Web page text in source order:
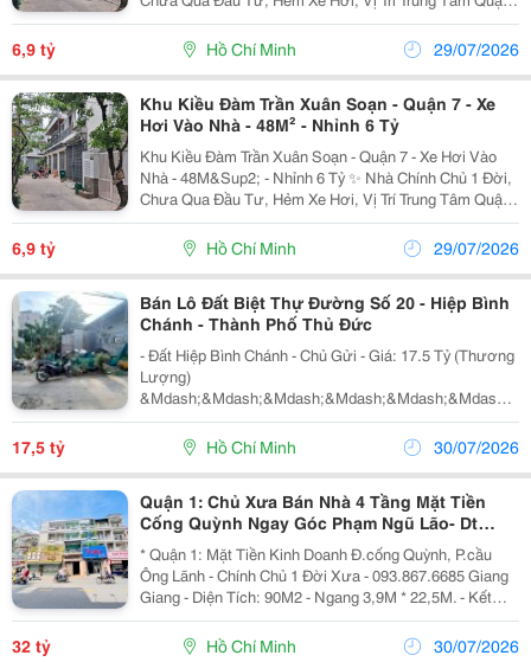
7. Diện Tích: 4❌12 Kết Cấu: 2 Tầng, Gồm 2 Phòng Ngủ,
1 Wc, Phòng Khách, Bếp, Ban Công, Sân...
6,9 tỷ Hồ Chí Minh 29/07/2026
Khu Kiều Đàm Trần Xuân Soạn - Quận 7 - Xe
Hơi Vào Nhà - 48M² - Nhỉnh 6 Tỷ
Khu Kiều Đàm Trần Xuân Soạn - Quận 7 - Xe Hơi Vào
Nhà - 48M&Sup2; - Nhỉnh 6 Tỷ ✨ Nhà Chính Chủ 1 Đời,
Chưa Qua Đầu Tư, Hẻm Xe Hơi, Vị Trí Trung Tâm Quận
7. Diện Tích: 4❌12 Kết Cấu: 2 Tầng, Gồm 2 Phòng Ngủ,
1 Wc, Phòng Khách, Bếp, Ban Công, Sân...
6,9 tỷ Hồ Chí Minh 29/07/2026
Bán Lô Đất Biệt Thự Đường Số 20 - Hiệp Bình
Chánh - Thành Phố Thủ Đức
- Đất Hiệp Bình Chánh - Chủ Gửi - Giá: 17.5 Tỷ (Thương
Lượng)
&Mdash;&Mdash;&Mdash;&Mdash;&Mdash;&Mdash;
Bán Lô Đất Biệt Thự Đường Số 20 - Hiệp Bình Chánh -
Thành Phố Thủ Đức - Hẻm Rộng 8M, 2 Xe Hơi Tránh
Nhau, Ra Phạm Văn Đồng 400M, Thông Đường...
17,5 tỷ Hồ Chí Minh 30/07/2026
Quận 1: Chủ Xưa Bán Nhà 4 Tầng Mặt Tiền
Cống Quỳnh Ngay Góc Phạm Ngũ Lão- Dt
4M*23M Vuông Đẹp- Vị Trí Đẹp Khai Thác Kinh
Doanh Đa
* Quận 1: Mặt Tiền Kinh Doanh Đ.cống Quỳnh, P.cầu
Ông Lãnh - Chính Chủ 1 Đời Xưa - 093.867.6685 Giang
Giang - Diện Tích: 90M2 - Ngang 3,9M * 22,5M. - Kết
Cấu: 4 Tầng - Sân Thượng. - Đang Sẵn Dòng Tiền Kinh
Doanh Đều - Vị Trí Trung Tâm Khan Hiếm...
32 tỷ Hồ Chí Minh 30/07/2026